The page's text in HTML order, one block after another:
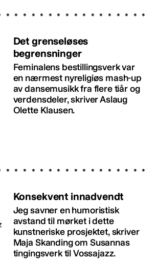
Det grenseløses
begrensninger
Feminalens bestillingsverk var
en nærmest nyreligiøs mash-up
av dansemusikk fra flere tiår og
verdensdeler, skriver Aslaug
Olette Klausen.
Konsekvent innadvendt
Jeg savner en humoristisk
avstand til mørket i dette
kunstneriske prosjektet, skriver
Maja Skanding om Susannas
tingingsverk til Vossajazz.